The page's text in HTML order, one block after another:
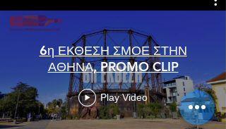
6η ΕΚΘΕΣΗ ΣΜΟΕ ΣΤΗΝ
ΑΘΗΝΑ, PROMO CLIP
Play Video